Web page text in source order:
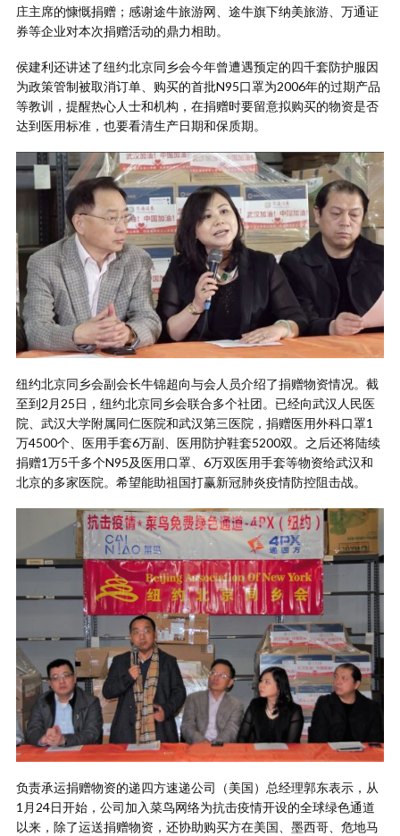
庄主席的慷慨捐赠；感谢途牛旅游网、途牛旗下纳美旅游、万通证
券等企业对本次捐赠活动的鼎力相助。
侯建利还讲述了纽约北京同乡会今年曾遭遇预定的四千套防护服因
为政策管制被取消订单、购买的首批N95口罩为2006年的过期产品
等教训，提醒热心人士和机构，在捐赠时要留意拟购买的物资是否
达到医用标准，也要看清生产日期和保质期。
纽约北京同乡会副会长牛锦超向与会人员介绍了捐赠物资情况。截
至到2月25日，纽约北京同乡会联合多个社团。已经向武汉人民医
院、武汉大学附属同仁医院和武汉第三医院，捐赠医用外科口罩1
万4500个、医用手套6万副、医用防护鞋套5200双。之后还将陆续
捐赠1万5千多个N95及医用口罩、6万双医用手套等物资给武汉和
北京的多家医院。希望能助祖国打赢新冠肺炎疫情防控阻击战。
负责承运捐赠物资的递四方速递公司（美国）总经理郭东表示，从
1月24日开始，公司加入菜鸟网络为抗击疫情开设的全球绿色通道
以来，除了运送捐赠物资，还协助购买方在美国、墨西哥、危地马